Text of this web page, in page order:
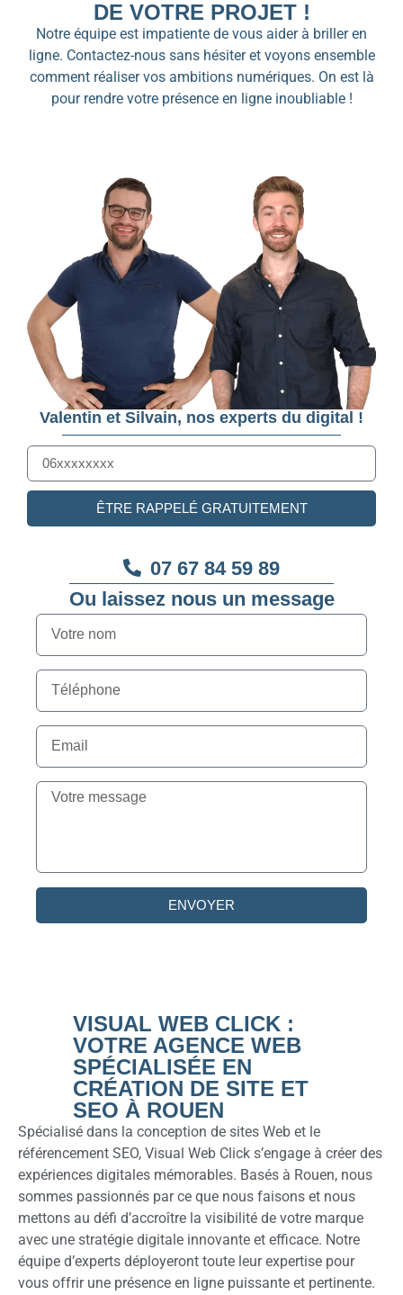
DE VOTRE PROJET !
Notre équipe est impatiente de vous aider à briller en
ligne. Contactez-nous sans hésiter et voyons ensemble
comment réaliser vos ambitions numériques. On est là
pour rendre votre présence en ligne inoubliable !
Valentin et Silvain, nos experts du digital !
ÊTRE RAPPELÉ GRATUITEMENT
07 67 84 59 89
Ou laissez nous un message
ENVOYER
VISUAL WEB CLICK :
VOTRE AGENCE WEB
SPÉCIALISÉE EN
CRÉATION DE SITE ET
SEO À ROUEN
Spécialisé dans la conception de sites Web et le
référencement SEO, Visual Web Click s’engage à créer des
expériences digitales mémorables. Basés à Rouen, nous
sommes passionnés par ce que nous faisons et nous
mettons au défi d’accroître la visibilité de votre marque
avec une stratégie digitale innovante et efficace. Notre
équipe d’experts déployeront toute leur expertise pour
vous offrir une présence en ligne puissante et pertinente.